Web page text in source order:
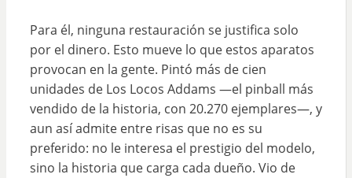
Para él, ninguna restauración se justifica solo
por el dinero. Esto mueve lo que estos aparatos
provocan en la gente. Pintó más de cien
unidades de Los Locos Addams —el pinball más
vendido de la historia, con 20.270 ejemplares—, y
aun así admite entre risas que no es su
preferido: no le interesa el prestigio del modelo,
sino la historia que carga cada dueño. Vio de